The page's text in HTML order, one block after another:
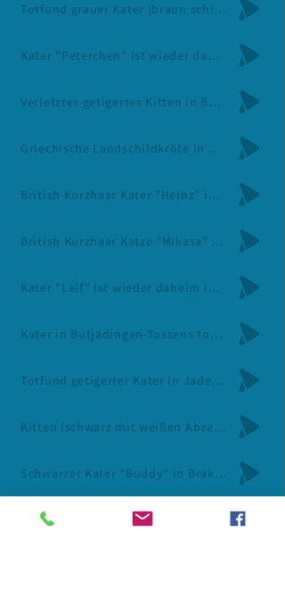
Totfund grauer Kater (braun schimmernd) in Ovelgönne-Strückhausen / 30.Juli
Kater "Peterchen" ist wieder daheim in Nordenham-Blexen / 31.Juli
Verletztes getigertes Kitten in Butjadingen-Stollhamm gefunden / 30.Juli
Griechische Landschildkröte in Lemwerder gefunden / 1.August
British Kurzhaar Kater "Heinz" in Nordenham-Rahden vermisst / 1.August
British Kurzhaar Katze "Mikasa" in Nordenham vermisst / 1.August
Kater "Leif" ist wieder daheim in Nordenham-Einswarden / 3.August
Kater in Butjadingen-Tossens totkrank gefunden und erlöst, Halterin ermittelt, 3.August
Totfund getigerter Kater in Jade-Mentzhausen / 3.August
Kitten (schwarz mit weißen Abzeichen) in Elsfleth-Paradies gefunden / 3.August
Schwarzer Kater "Buddy" in Brake-Golzwarden vermisst / 3.August